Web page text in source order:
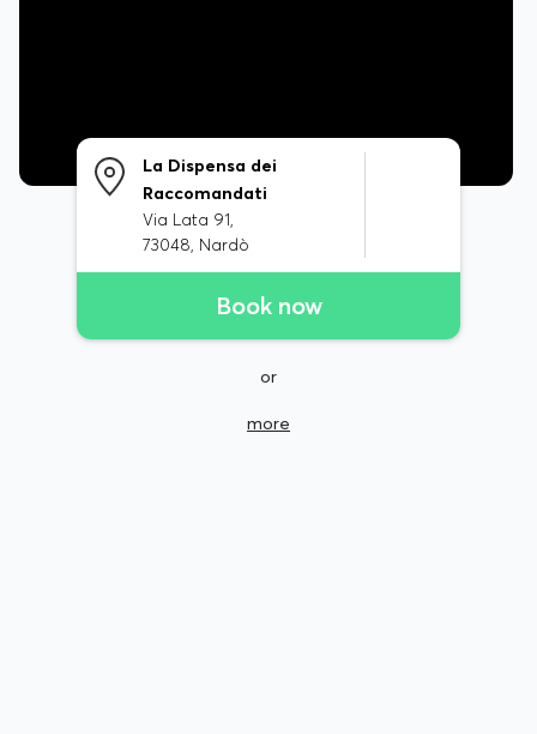
La Dispensa dei
Raccomandati
Via Lata 91,
73048, Nardò
Book now
or
more